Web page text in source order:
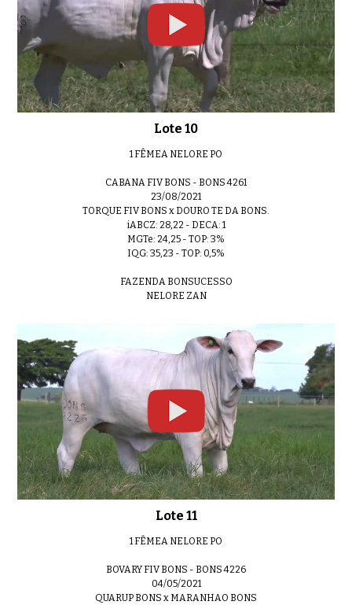
Lote 10
1 FÊMEA NELORE PO
CABANA FIV BONS - BONS 4261
23/08/2021
TORQUE FIV BONS x DOURO TE DA BONS.
iABCZ: 28,22 - DECA: 1
MGTe: 24,25 - TOP: 3%
IQG: 35,23 - TOP: 0,5%
FAZENDA BONSUCESSO
NELORE ZAN
Lote 11
1 FÊMEA NELORE PO
BOVARY FIV BONS - BONS 4226
04/05/2021
QUARUP BONS x MARANHAO BONS